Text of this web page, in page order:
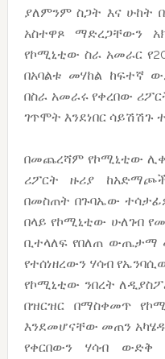
ያለምንም ስጋት እና ሁከት
አስተዋጾ ማድረጋቸውን
የኮሚኒቲው ስራ አመራር
በአባልቱ መሃከል ከፍተኛ
በስራ አመራሩ የቀረበው
ገጥሞት እንደነበር ሳይሽሽጉ
በመጨረሻም የኮሚኒቲው
ሪፖርት ዙሪያ
በመስጠት በጉባኤው
በላይ የኮሚኒቲው ሁለገብ
ቢተላለፍ የበለጠ ውጤታማ
የተሰነዘረውን ሃሳብ
የኮሚኒቲው ንበረት
በዝርዝር በማስቀመጥ
እንደመሆናቸው መጠን
የቀርበውን ሃሳብ ውድቅ